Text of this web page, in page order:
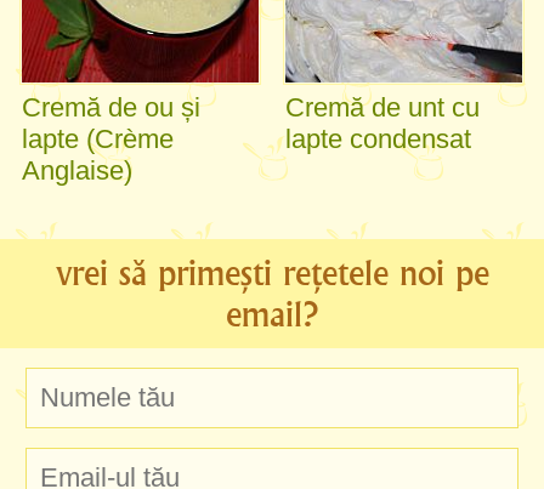
Cremă de ou și
lapte (Crème
Anglaise)
Cremă de unt cu
lapte condensat
vrei să primești rețetele noi pe
email?